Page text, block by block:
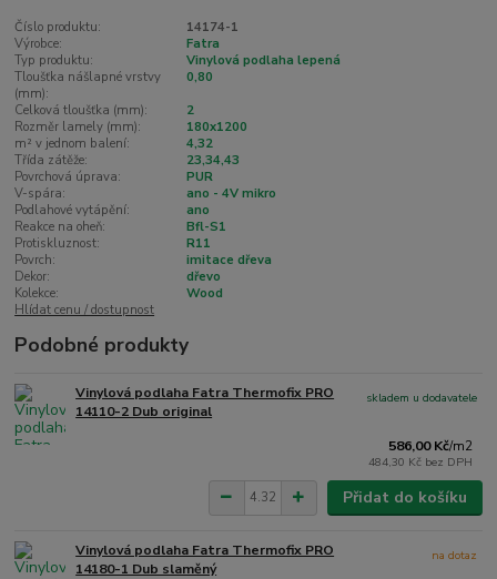
Číslo produktu:
14174-1
Výrobce:
Fatra
Typ produktu:
Vinylová podlaha lepená
Tloušťka nášlapné vrstvy
(mm):
0,80
Celková tloušťka (mm):
2
Rozměr lamely (mm):
180x1200
m² v jednom balení:
4,32
Třída zátěže:
23,34,43
Povrchová úprava:
PUR
V-spára:
ano - 4V mikro
Podlahové vytápění:
ano
Reakce na oheň:
Bfl-S1
Protiskluznost:
R11
Povrch:
imitace dřeva
Dekor:
dřevo
Kolekce:
Wood
Hlídat cenu / dostupnost
Podobné produkty
Vinylová podlaha Fatra Thermofix PRO
14110-2 Dub original
586,00 Kč/m2
484,30 Kč bez DPH
skladem u dodavatele
Přidat do košíku
Vinylová podlaha Fatra Thermofix PRO
14180-1 Dub slaměný
na dotaz